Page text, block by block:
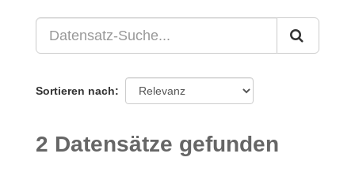
Sortieren nach
2 Datensätze gefunden